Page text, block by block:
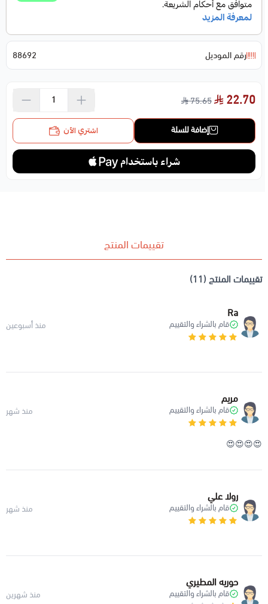
رقم الموديل 88692
22.70
75.65
إضافة للسلة اشتري الآن
تقييمات المنتج
تقييمات المنتج (11)
Ra
قام بالشراء والتقييم منذ أسبوعين
مريم
قام بالشراء والتقييم منذ شهر
😍😍😍😍
رولا علي
قام بالشراء والتقييم منذ شهر
حوريه المطيري
قام بالشراء والتقييم منذ شهرين